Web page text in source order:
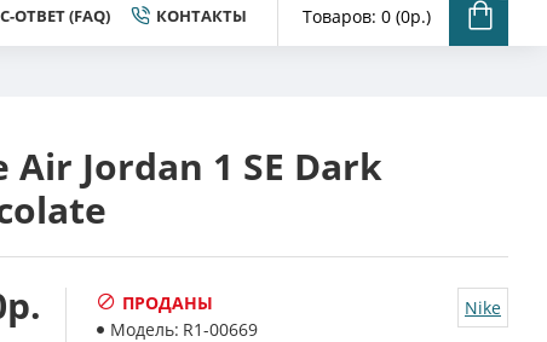
ОТВЕТ (FAQ) КОНТАКТЫ Товаров: 0 (0р.)
Air Jordan 1 SE Dark
ПРОДАНЫ
Модель: R1-00669
Nike